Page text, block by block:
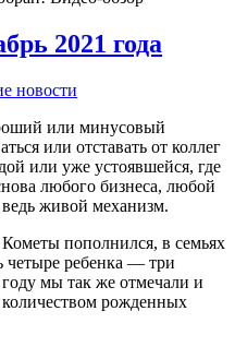
2021 года
новости
или минусовый
или отставать от коллег
или уже устоявшейся, где
любого бизнеса, любой
живой механизм.
пополнился, в семьях
четыре ребенка — три
мы так же отмечали и
рожденных